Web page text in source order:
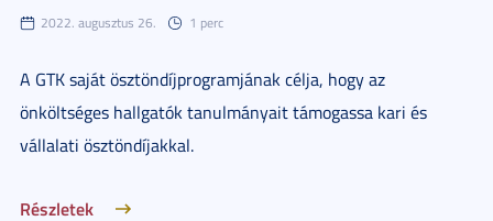
2022. augusztus 26. 1 perc
A GTK saját ösztöndíjprogramjának célja, hogy az
önköltséges hallgatók tanulmányait támogassa kari és
vállalati ösztöndíjakkal.
Részletek